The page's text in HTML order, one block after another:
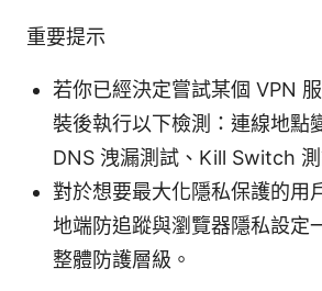
重要提示
若你已經決定嘗試某個 VPN
裝後執行以下檢測：連線地點
DNS 洩漏測試、Kill Switch 測
對於想要最大化隱私保護的用
地端防追蹤與瀏覽器隱私設定
整體防護層級。